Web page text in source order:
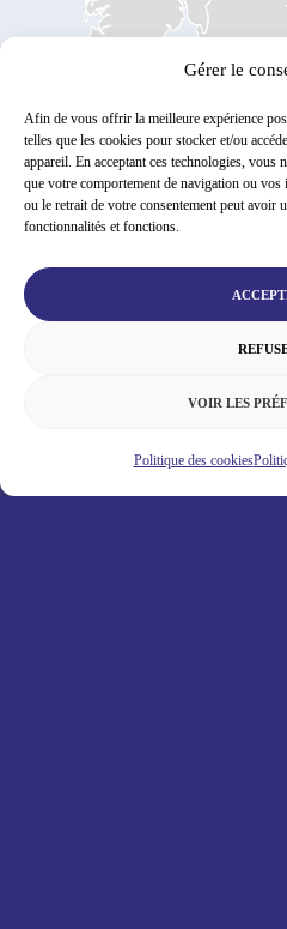
Gérer le
Afin de vous offrir la meilleure expérience
telles que les cookies pour stocker et/ou
appareil. En acceptant ces technologies, vous
que votre comportement de navigation ou
ou le retrait de votre consentement peut avoir
fonctionnalités et fonctions.
VOIR LES
Politique des cookies